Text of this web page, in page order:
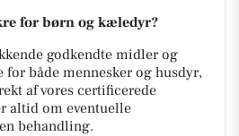
for børn og kæledyr?
godkendte midler og
for både mennesker og husdyr,
af vores certificerede
altid om eventuelle
behandling.